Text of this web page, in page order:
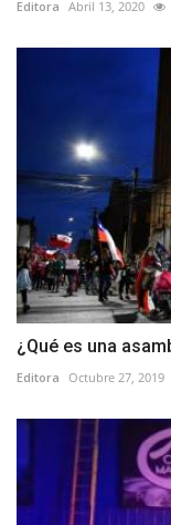
Editora Abril 13, 2020
¿Qué es una
Editora Octubre 27, 2019